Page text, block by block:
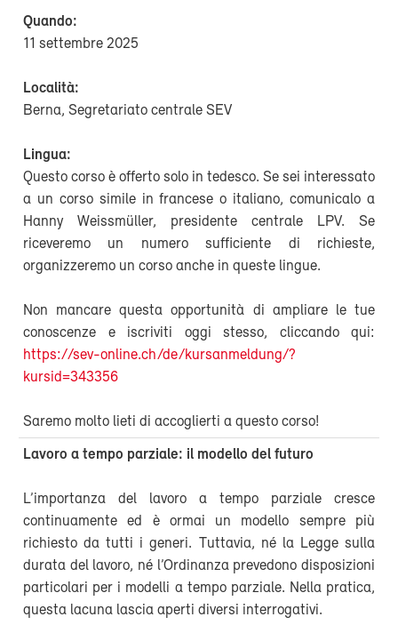
Quando:
11 settembre 2025
Località:
Berna, Segretariato centrale SEV
Lingua:
Questo corso è offerto solo in tedesco. Se sei interessato
a un corso simile in francese o italiano, comunicalo a
Hanny Weissmüller, presidente centrale LPV. Se
riceveremo un numero sufficiente di richieste,
organizzeremo un corso anche in queste lingue.
Non mancare questa opportunità di ampliare le tue
conoscenze e iscriviti oggi stesso, cliccando qui:
https://sev-online.ch/de/kursanmeldung/?
kursid=343356
Saremo molto lieti di accoglierti a questo corso!
Lavoro a tempo parziale: il modello del futuro
L’importanza del lavoro a tempo parziale cresce
continuamente ed è ormai un modello sempre più
richiesto da tutti i generi. Tuttavia, né la Legge sulla
durata del lavoro, né l’Ordinanza prevedono disposizioni
particolari per i modelli a tempo parziale. Nella pratica,
questa lacuna lascia aperti diversi interrogativi.